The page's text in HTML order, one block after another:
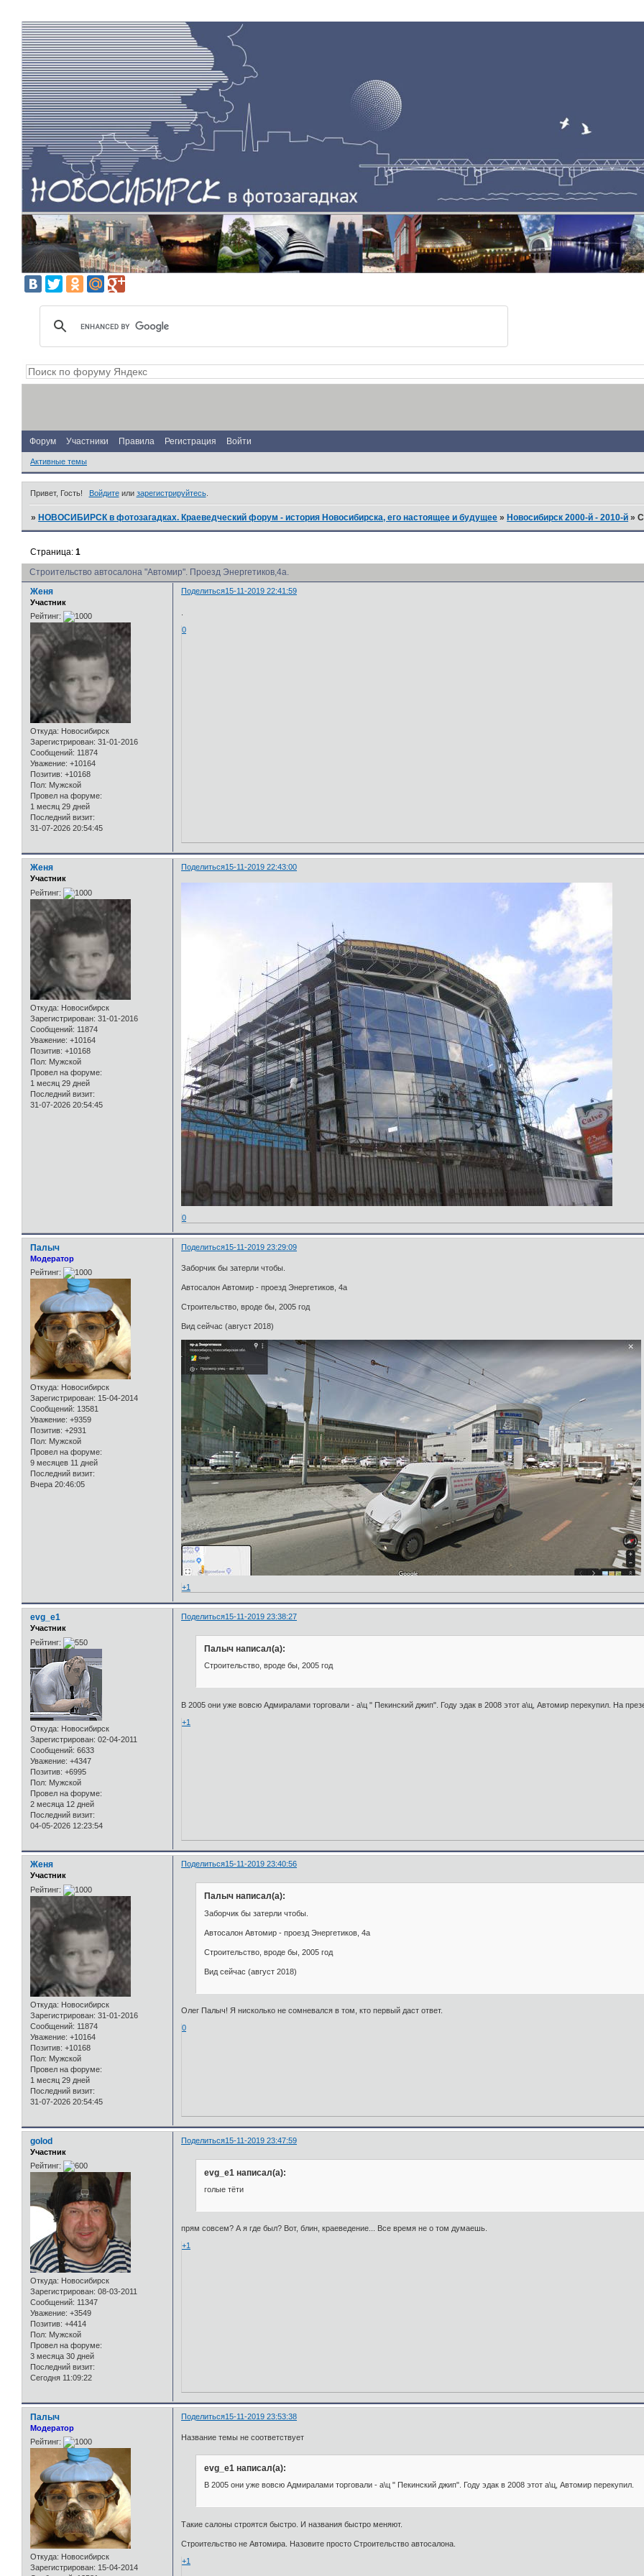
Форум Участники Правила Регистрация Войти
Активные темы
Привет, Гость! Войдитеили зарегистрируйтесь.
»НОВОСИБИРСК в фотозагадках. Краеведческий форум - история Новосибирска, его настоящее и будущее »Новосибирск 2000-й - 2010-й »
Строительство автосалона "Автомир". Проезд Энергетиков,4а.
Страница:1
Поделиться15-11-2019 22:41:59
Женя
Участник
Рейтинг:
Откуда: Новосибирск
Зарегистрирован: 31-01-2016
Сообщений: 11874
Уважение: +10164
Позитив: +10168
Пол: Мужской
Провел на форуме:
1 месяц 29 дней
Последний визит:
31-07-2026 20:54:45
0
Поделиться15-11-2019 22:43:00
Женя
Участник
Рейтинг:
Откуда: Новосибирск
Зарегистрирован: 31-01-2016
Сообщений: 11874
Уважение: +10164
Позитив: +10168
Пол: Мужской
Провел на форуме:
1 месяц 29 дней
Последний визит:
31-07-2026 20:54:45
0
Поделиться15-11-2019 23:29:09
Палыч
Модератор
Рейтинг:
Откуда: Новосибирск
Зарегистрирован: 15-04-2014
Сообщений: 13581
Уважение: +9359
Позитив: +2931
Пол: Мужской
Провел на форуме:
9 месяцев 11 дней
Последний визит:
Вчера 20:46:05
Заборчик бы затерли чтобы.
Автосалон Автомир - проезд Энергетиков, 4а
Строительство, вроде бы, 2005 год
Вид сейчас (август 2018)
+1
Поделиться15-11-2019 23:38:27
evg_e1
Участник
Рейтинг:
Откуда: Новосибирск
Зарегистрирован: 02-04-2011
Сообщений: 6633
Уважение: +4347
Позитив: +6995
Пол: Мужской
Провел на форуме:
2 месяца 12 дней
Последний визит:
04-05-2026 12:23:54
Палыч написал(а):
Строительство, вроде бы, 2005 год
В 2005 они уже вовсю Адмиралами торговали - а\ц " Пекинский джип". Году эдак в 2008 этот а\ц, Автомир перекупил. На
+1
Поделиться15-11-2019 23:40:56
Женя
Участник
Рейтинг:
Откуда: Новосибирск
Зарегистрирован: 31-01-2016
Сообщений: 11874
Уважение: +10164
Позитив: +10168
Пол: Мужской
Провел на форуме:
1 месяц 29 дней
Последний визит:
31-07-2026 20:54:45
Палыч написал(а):
Заборчик бы затерли чтобы.
Автосалон Автомир - проезд Энергетиков, 4а
Строительство, вроде бы, 2005 год
Вид сейчас (август 2018)
Олег Палыч! Я нисколько не сомневался в том, кто первый даст ответ.
0
Поделиться15-11-2019 23:47:59
golod
Участник
Рейтинг:
Откуда: Новосибирск
Зарегистрирован: 08-03-2011
Сообщений: 11347
Уважение: +3549
Позитив: +4414
Пол: Мужской
Провел на форуме:
3 месяца 30 дней
Последний визит:
Сегодня 11:09:22
evg_e1 написал(а):
голые тёти
прям совсем? А я где был? Вот, блин, краеведение... Все время не о том думаешь.
+1
Поделиться15-11-2019 23:53:38
Палыч
Модератор
Рейтинг:
Откуда: Новосибирск
Зарегистрирован: 15-04-2014
Название темы не соответствует
evg_e1 написал(а):
В 2005 они уже вовсю Адмиралами торговали - а\ц " Пекинский джип". Году эдак в 2008 этот а\ц, Автомир перекупил.
Такие салоны строятся быстро. И названия быстро меняют.
Строительство не Автомира. Назовите просто Строительство автосалона.
+1